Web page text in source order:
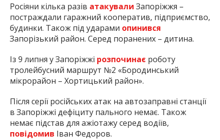
Росіяни кілька разів атакували Запоріжжя –
постраждали гаражний кооператив, підприємство,
будинки. Також під ударами опинився
Запорізький район. Серед поранених – дитина.
Із 9 липня у Запоріжжі розпочинає роботу
тролейбусний маршрут №2 «Бородинський
мікрорайон – Хортицький район».
Після серії російських атак на автозаправні станції
в Запоріжжі дефіциту пального немає. Також
немає підстав для ажіотажу серед водіїв,
повідомив Іван Федоров.